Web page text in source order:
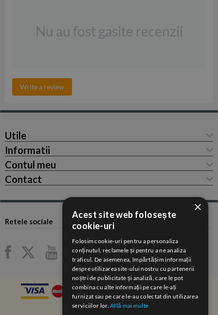
Nu au fost gasite recenzii
Write a review
Utile
Informatii
Contul meu
Contact
Retele sociale
×
Acest site web folosește
cookie-uri
Folosim cookie-uri pentru a personaliza
conținutul, reclamele și pentru a ne analiza
traficul. De asemenea, împărtășim informații
despre utilizarea site-ului nostru cu partenerii
noștri de publicitate și analiză, care le pot
combina cu alte informații pe care le-ați
furnizat sau pe care le-au colectat din utilizarea
serviciilor lor.Află mai multe